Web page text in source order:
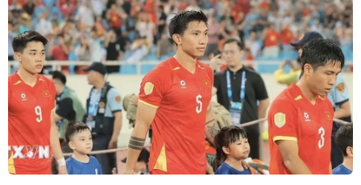
Xác lập kỷ lục "Bản đồ Việt Nam làm
từ xôi nước cốt dừa lớn nhất Việt
Nam"
26/04/2026 08:49
Phù hoa từ mảnh vụn:
Chuyện về ngôi chùa "tái chế" độc